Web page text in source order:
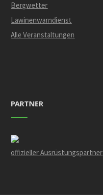
Bergwetter
Lawinenwarndienst
Alle Veranstaltungen
PARTNER
offizieller Ausrüstungspartner